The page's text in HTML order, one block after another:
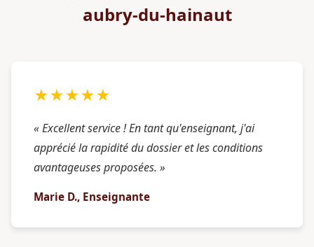
aubry-du-hainaut
★★★★★
« Excellent service ! En tant qu'enseignant, j'ai
apprécié la rapidité du dossier et les conditions
avantageuses proposées. »
Marie D., Enseignante